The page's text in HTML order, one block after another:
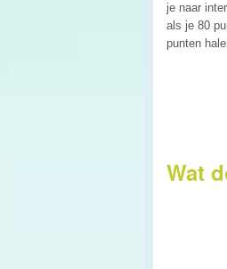
je naar
als je 80
punten
Wat